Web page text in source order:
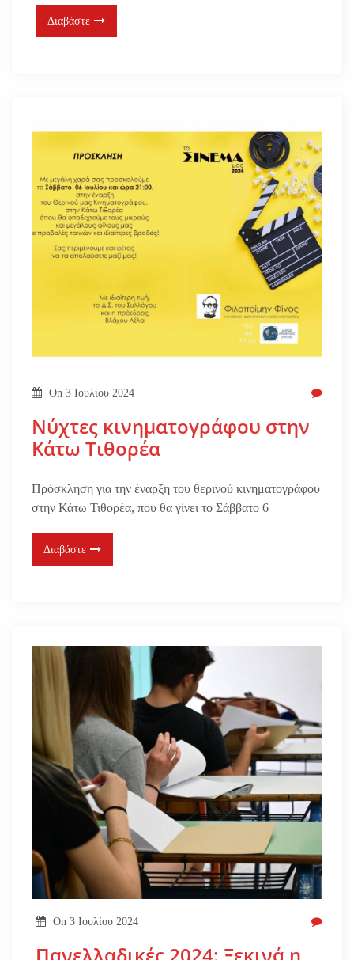
Διαβάστε
On 3 Ιουλίου 2024
Νύχτες κινηματογράφου στην
Κάτω Τιθορέα
Πρόσκληση για την έναρξη του θερινού κινηματογράφου
στην Κάτω Τιθορέα, που θα γίνει το Σάββατο 6
Διαβάστε
On 3 Ιουλίου 2024
Πανελλαδικές 2024: Ξεκινά η